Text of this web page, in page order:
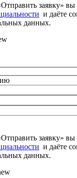
заявку» вы
и даёте
данных.
заявку» вы
и даёте
данных.